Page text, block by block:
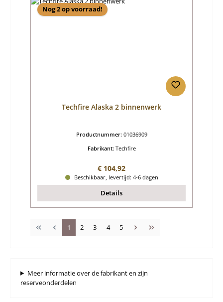
Nog 2 op voorraad!
Techfire Alaska 2 binnenwerk
Productnummer: 01036909
Fabrikant: Techfire
Normale prijs:
€ 104,92
Beschikbaar, levertijd: 4-6 dagen
Details
Pagina
1 Pagina
2 Pagina
3 Pagina
4 Pagina
5
Meer informatie over de fabrikant en zijn
reserveonderdelen